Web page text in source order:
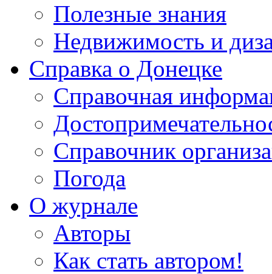
Полезные знания
Недвижимость и
Справка о Донецке
Справочная
Справочник
Погода
О журнале
Авторы
Как стать автором!